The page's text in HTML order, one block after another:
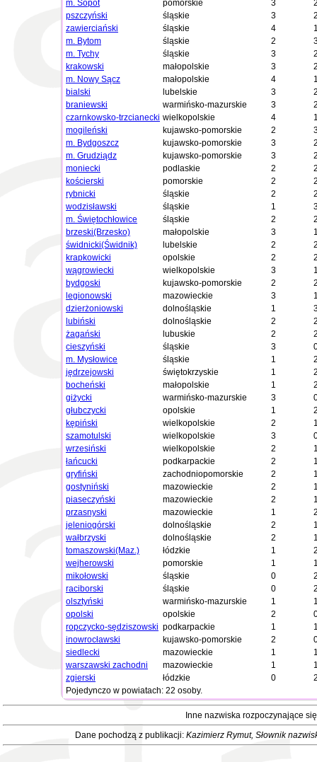
m. Sopot pomorskie 3
pszczyński
śląskie 3
zawierciański
śląskie 4
m. Bytom
śląskie 2
m. Tychy
śląskie 3
krakowski
małopolskie 3
m. Nowy Sącz
małopolskie 4
bialski
lubelskie 3
braniewski
warmińsko-mazurskie 3
czarnkowsko-trzcianecki wielkopolskie 4
mogileński
kujawsko-pomorskie 2
m. Bydgoszcz
kujawsko-pomorskie 3
m. Grudziądz
kujawsko-pomorskie 3
moniecki
podlaskie 2
kościerski
pomorskie 2
rybnicki
śląskie 2
wodzisławski
śląskie 1
m. Świętochłowice
śląskie 2
brzeski(Brzesko)
małopolskie 3
świdnicki(Świdnik)
lubelskie 2
krapkowicki
opolskie 2
wągrowiecki
wielkopolskie 3
bydgoski
kujawsko-pomorskie 2
legionowski
mazowieckie 3
dzierżoniowski
dolnośląskie 1
lubiński
dolnośląskie 2
żagański
lubuskie 2
cieszyński
śląskie 3
m. Mysłowice
śląskie 1
jędrzejowski
świętokrzyskie 1
bocheński
małopolskie 1
giżycki
warmińsko-mazurskie 3
głubczycki
opolskie 1
kępiński
wielkopolskie 2
szamotulski
wielkopolskie 3
wrzesiński
wielkopolskie 2
łańcucki
podkarpackie 2
gryfiński
zachodniopomorskie 2
gostyniński
mazowieckie 2
piaseczyński
mazowieckie 2
przasnyski
mazowieckie 1
jeleniogórski
dolnośląskie 2
wałbrzyski
dolnośląskie 2
tomaszowski(Maz.)
łódzkie 1
wejherowski
pomorskie 1
mikołowski
śląskie 0
raciborski
śląskie 0
olsztyński
warmińsko-mazurskie 1
opolski
opolskie 2
ropczycko-sędziszowski podkarpackie 1
inowrocławski
kujawsko-pomorskie 2
siedlecki
mazowieckie 1
warszawski zachodni
mazowieckie 1
zgierski
łódzkie 0
Pojedynczo w powiatach: 22 osoby.
Inne nazwiska rozpoczynające
Dane pochodzą z publikacji: Kazimierz Rymut, Słownik